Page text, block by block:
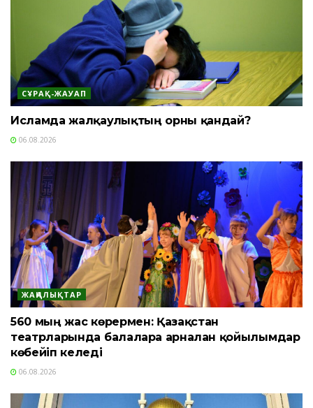
СҰРАҚ-ЖАУАП
Исламда жалқаулықтың орны қандай?
06.08.2026
ЖАҢАЛЫҚТАР
560 мың жас көрермен: Қазақстан
театрларында балаларға арналған қойылымдар
көбейіп келеді
06.08.2026